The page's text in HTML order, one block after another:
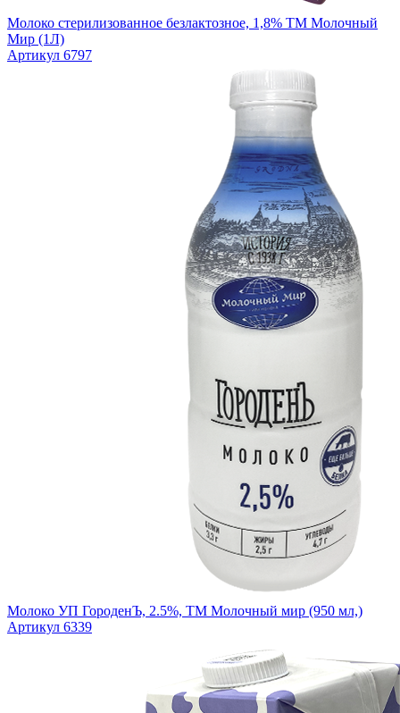
Молоко стерилизованное безлактозное, 1,8% ТМ Молочный
Мир (1Л)
Артикул 6797
Молоко УП ГороденЪ, 2.5%, ТМ Молочный мир (950 мл,)
Артикул 6339